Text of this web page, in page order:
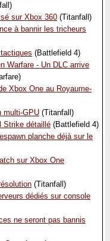
sur Xbox 360 (Titanfall)
à bannir les tricheurs
(Battlefield 4)
Warfare - Un DLC arrive
Xbox One au Royaume-
multi-GPU (Titanfall)
Strike détaillé (Battlefield 4)
planche déjà sur le
sur Xbox One
(Titanfall)
dédiés sur console
ne seront pas bannis